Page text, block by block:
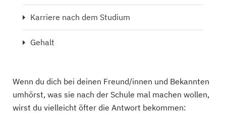
Karriere nach dem Studium
Gehalt
Wenn du dich bei deinen Freund/innen und Bekannten
umhörst, was sie nach der Schule mal machen wollen,
wirst du vielleicht öfter die Antwort bekommen: